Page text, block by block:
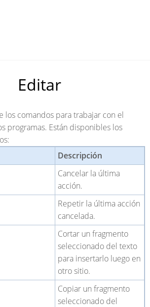
Editar
los comandos para trabajar con el
programas. Están disponibles los
Descripción
Cancelar la última
acción.
Repetir la última acción
cancelada.
Cortar un fragmento
seleccionado del texto
para insertarlo luego en
otro sitio.
Copiar un fragmento
seleccionado del